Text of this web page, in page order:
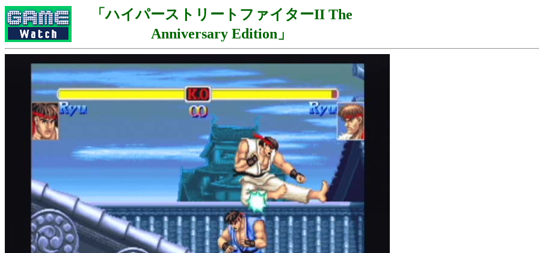
「ハイパーストリートファイターII The
Anniversary Edition」